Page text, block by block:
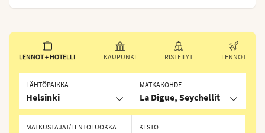
LENNOT + HOTELLI KAUPUNKI RISTEILYT LENNOT
LÄHTÖPAIKKA
Helsinki
MATKAKOHDE
La Digue, Seychellit
KESTO
MATKUSTAJAT/LENTOLUOKKA